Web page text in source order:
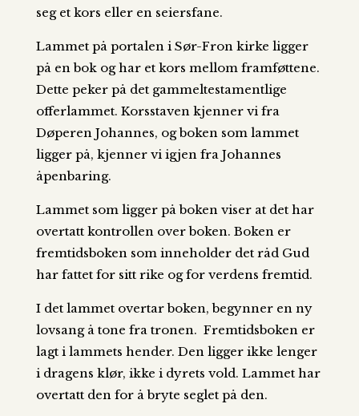
seg et kors eller en seiersfane.
Lammet på portalen i Sør-Fron kirke ligger
på en bok og har et kors mellom framføttene.
Dette peker på det gammeltestamentlige
offerlammet. Korsstaven kjenner vi fra
Døperen Johannes, og boken som lammet
ligger på, kjenner vi igjen fra Johannes
åpenbaring.
Lammet som ligger på boken viser at det har
overtatt kontrollen over boken. Boken er
fremtidsboken som inneholder det råd Gud
har fattet for sitt rike og for verdens fremtid.
I det lammet overtar boken, begynner en ny
lovsang å tone fra tronen. Fremtidsboken er
lagt i lammets hender. Den ligger ikke lenger
i dragens klør, ikke i dyrets vold. Lammet har
overtatt den for å bryte seglet på den.